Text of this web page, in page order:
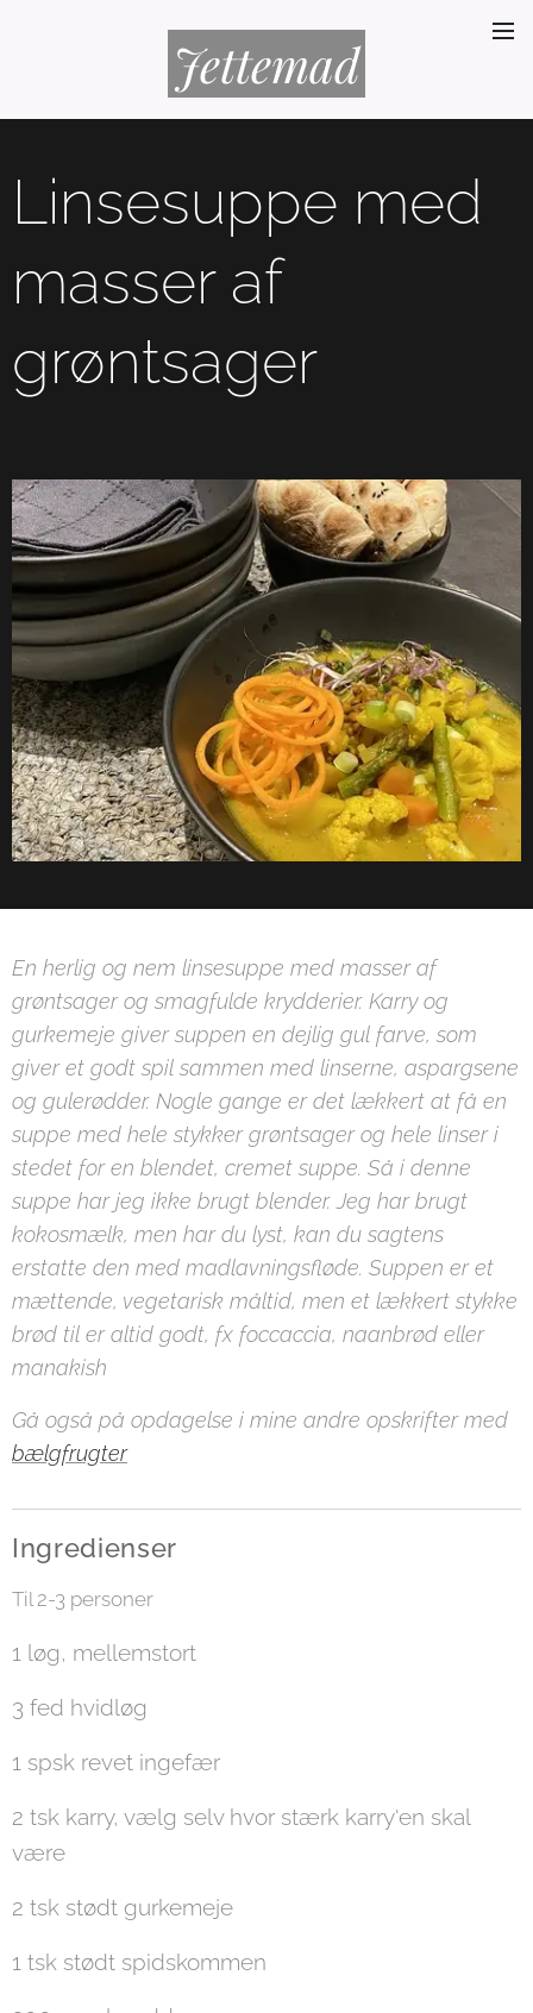
Jettemad
Linsesuppe med
masser af
grøntsager
En herlig og nem linsesuppe med masser af
grøntsager og smagfulde krydderier. Karry og
gurkemeje giver suppen en dejlig gul farve, som
giver et godt spil sammen med linserne, aspargsene
og gulerødder. Nogle gange er det lækkert at få en
suppe med hele stykker grøntsager og hele linser i
stedet for en blendet, cremet suppe. Så i denne
suppe har jeg ikke brugt blender. Jeg har brugt
kokosmælk, men har du lyst, kan du sagtens
erstatte den med madlavningsfløde. Suppen er et
mættende, vegetarisk måltid, men et lækkert stykke
brød til er altid godt, fx foccaccia, naanbrød eller
manakish
Gå også på opdagelse i mine andre opskrifter med
bælgfrugter
Ingredienser
Til 2-3 personer
1 løg, mellemstort
3 fed hvidløg
1 spsk revet ingefær
2 tsk karry, vælg selv hvor stærk karry'en skal
være
2 tsk stødt gurkemeje
1 tsk stødt spidskommen